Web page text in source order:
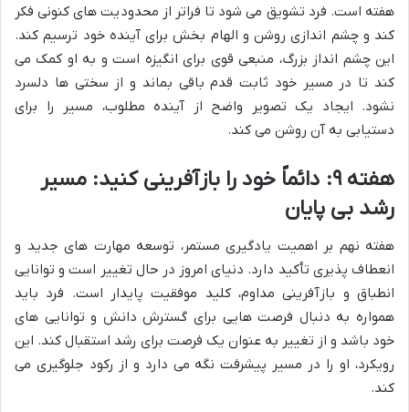
هفته است. فرد تشویق می شود تا فراتر از محدودیت های کنونی فکر
کند و چشم اندازی روشن و الهام بخش برای آینده خود ترسیم کند.
این چشم انداز بزرگ، منبعی قوی برای انگیزه است و به او کمک می
کند تا در مسیر خود ثابت قدم باقی بماند و از سختی ها دلسرد
نشود. ایجاد یک تصویر واضح از آینده مطلوب، مسیر را برای
دستیابی به آن روشن می کند.
هفته ۹: دائماً خود را بازآفرینی کنید: مسیر
رشد بی پایان
هفته نهم بر اهمیت یادگیری مستمر، توسعه مهارت های جدید و
انعطاف پذیری تأکید دارد. دنیای امروز در حال تغییر است و توانایی
انطباق و بازآفرینی مداوم، کلید موفقیت پایدار است. فرد باید
همواره به دنبال فرصت هایی برای گسترش دانش و توانایی های
خود باشد و از تغییر به عنوان یک فرصت برای رشد استقبال کند. این
رویکرد، او را در مسیر پیشرفت نگه می دارد و از رکود جلوگیری می
کند.